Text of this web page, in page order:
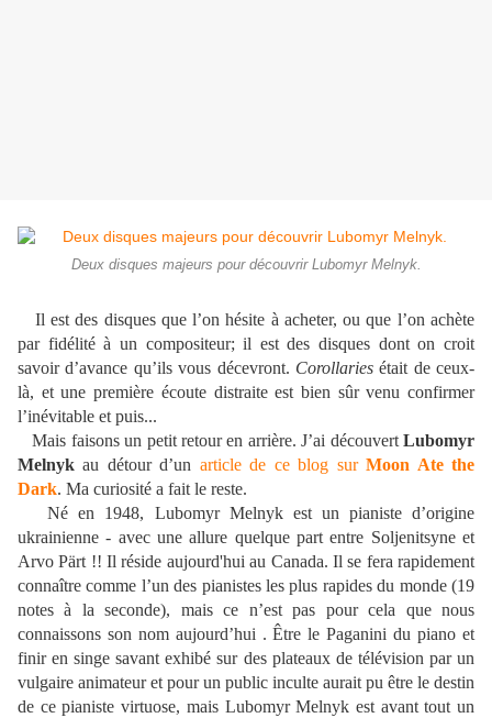
Deux disques majeurs pour découvrir Lubomyr Melnyk.
Il est des disques que l’on hésite à acheter, ou que l’on achète
par fidélité à un compositeur; il est des disques dont on croit
savoir d’avance qu’ils vous décevront. Corollariesétait de ceux-
là, et une première écoute distraite est bien sûr venu confirmer
l’inévitable et puis...
Mais faisons un petit retour en arrière. J’ai découvert Lubomyr
Melnyk au détour d’un article de ce blog surMoon Ate the
Dark. Ma curiosité a fait le reste.
Né en 1948, Lubomyr Melnyk est un pianiste d’origine
ukrainienne - avec une allure quelque part entre Soljenitsyne et
Arvo Pärt !! Il réside aujourd'hui au Canada. Il se fera rapidement
connaître comme l’un des pianistes les plus rapides du monde (19
notes à la seconde), mais ce n’est pas pour cela que nous
connaissons son nom aujourd’hui . Être le Paganini du piano et
finir en singe savant exhibé sur des plateaux de télévision par un
vulgaire animateur et pour un public inculte aurait pu être le destin
de ce pianiste virtuose, mais Lubomyr Melnyk est avant tout un